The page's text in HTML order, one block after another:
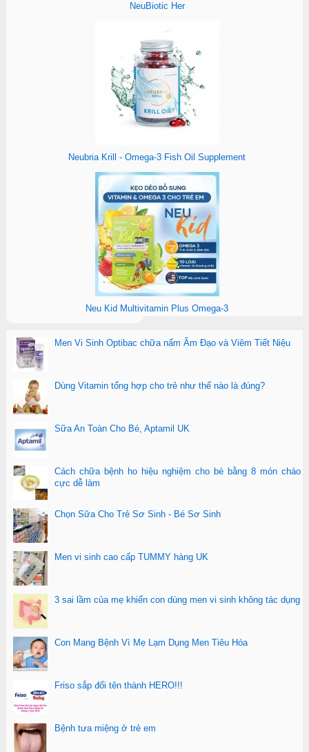
NeuBiotic Her
Neubria Krill - Omega-3 Fish Oil Supplement
Neu Kid Multivitamin Plus Omega-3
Men Vi Sinh Optibac chữa nấm Âm Đạo và Viêm Tiết Niệu
Dùng Vitamin tổng hợp cho trẻ như thế nào là đúng?
Sữa An Toàn Cho Bé, Aptamil UK
Cách chữa bệnh ho hiệu nghiệm cho bé bằng 8 món cháo
cực dễ làm
Chọn Sữa Cho Trẻ Sơ Sinh - Bé Sơ Sinh
Men vi sinh cao cấp TUMMY hàng UK
3 sai lầm của mẹ khiến con dùng men vi sinh không tác dụng
Con Mang Bệnh Vì Mẹ Lạm Dụng Men Tiêu Hóa
Friso sắp đổi tên thành HERO!!!
Bệnh tưa miệng ở trẻ em